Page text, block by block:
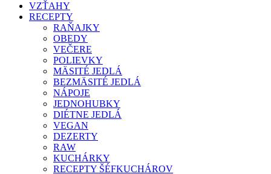
VZŤAHY
RECEPTY
RAŇAJKY
OBEDY
VEČERE
POLIEVKY
MÄSITÉ JEDLÁ
BEZMÄSITÉ JEDLÁ
NÁPOJE
JEDNOHUBKY
DIÉTNE JEDLÁ
VEGAN
DEZERTY
RAW
KUCHÁRKY
RECEPTY ŠÉFKUCHÁROV